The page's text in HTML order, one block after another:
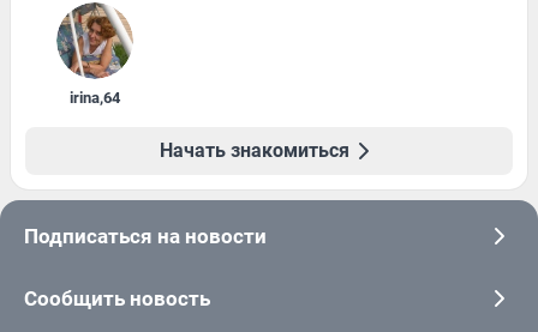
irina,64
Начать знакомиться
Подписаться на новости
Сообщить новость